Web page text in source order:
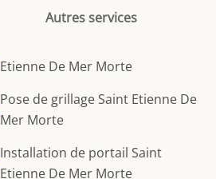
Autres services
Etienne De Mer Morte
Pose de grillage Saint Etienne De
Mer Morte
Installation de portail Saint
Etienne De Mer Morte